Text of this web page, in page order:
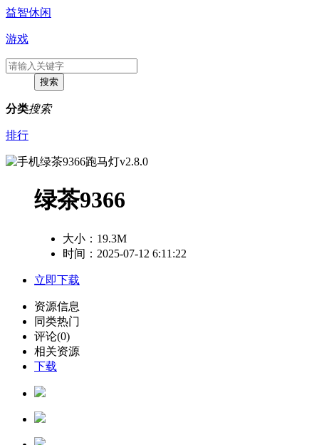
益智休闲
游戏
分类搜索
排行
绿茶9366
大小： 19.3M
时间：2025-07-12 6:11:22
立即下载
资源信息
同类热门
评论(0)
相关资源
下载